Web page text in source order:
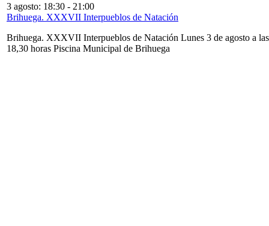
3 agosto: 18:30 - 21:00
Brihuega. XXXVII Interpueblos de Natación
Brihuega. XXXVII Interpueblos de Natación Lunes 3 de agosto a las
18,30 horas Piscina Municipal de Brihuega